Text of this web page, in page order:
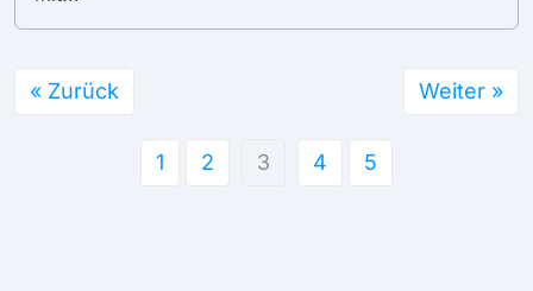
« Zurück
1 2 3 4 5
Weiter »